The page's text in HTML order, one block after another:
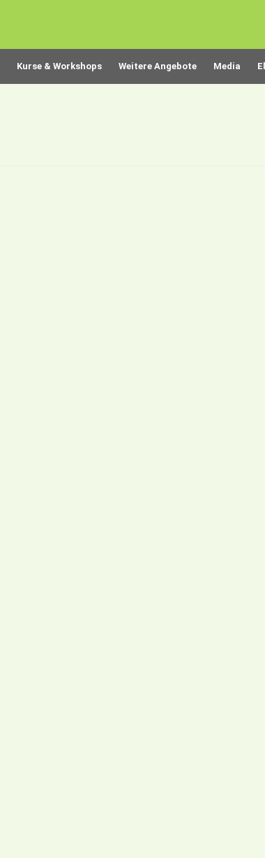
Kurse & Workshops Weitere Angebote Media